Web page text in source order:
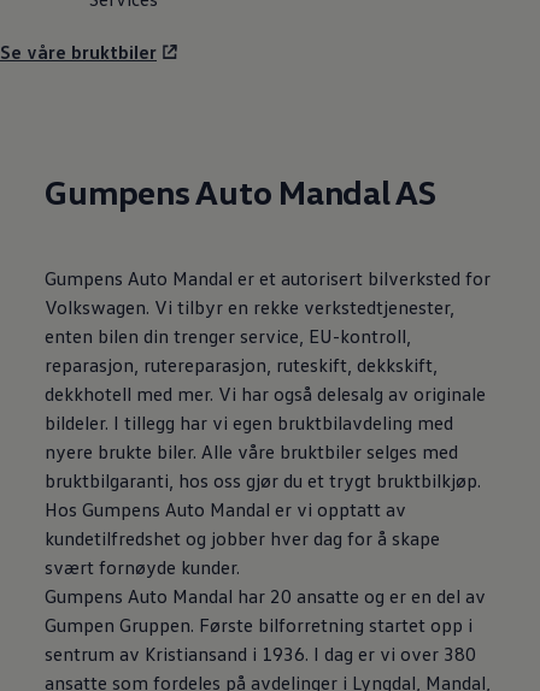
Se våre bruktbiler
Gumpens Auto Mandal AS
Gumpens Auto Mandal er et autorisert bilverksted for
Volkswagen. Vi tilbyr en rekke verkstedtjenester,
enten bilen din trenger service, EU-kontroll,
reparasjon, rutereparasjon, ruteskift, dekkskift,
dekkhotell med mer. Vi har også delesalg av originale
bildeler. I tillegg har vi egen bruktbilavdeling med
nyere brukte biler. Alle våre bruktbiler selges med
bruktbilgaranti, hos oss gjør du et trygt bruktbilkjøp.
Hos Gumpens Auto Mandal er vi opptatt av
kundetilfredshet og jobber hver dag for å skape
svært fornøyde kunder.
Gumpens Auto Mandal har 20 ansatte og er en del av
Gumpen Gruppen. Første bilforretning startet opp i
sentrum av Kristiansand i 1936. I dag er vi over 380
ansatte som fordeles på avdelinger i Lyngdal, Mandal,